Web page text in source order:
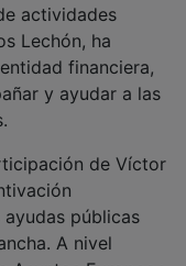
Lechón, ha
financiera,
y ayudar a las
públicas
A nivel
Europeos,